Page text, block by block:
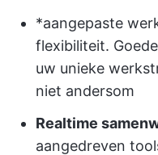
*aangepaste
flexibiliteit.
uw unieke
niet andersom
Realtime
aangedreven